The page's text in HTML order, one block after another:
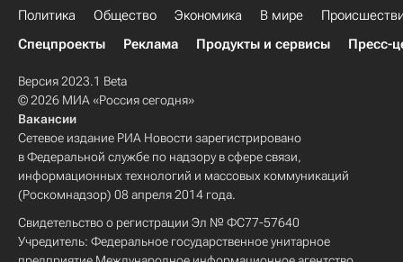
Политика Общество Экономика В мире
Спецпроекты
Реклама Продукты и сервисы Пресс-
Версия 2023.1 Beta
© 2026 МИА «Россия сегодня»
Вакансии
Сетевое издание РИА Новости зарегистрировано
в Федеральной службе по надзору в сфере связи,
информационных технологий и массовых коммуникаций
(Роскомнадзор) 08 апреля 2014 года.
Свидетельство о регистрации Эл № ФС77-57640
Учредитель: Федеральное государственное унитарное